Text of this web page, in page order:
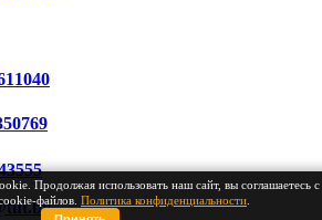
Продолжая использовать наш сайт, вы соглашаетесь с
файлов. Политика конфиденциальности